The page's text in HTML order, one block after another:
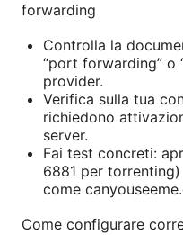
forwarding
Controlla la
“port forwarding” o
provider.
Verifica sulla tua
richiedono
server.
Fai test concreti:
6881 per
come
Come configurare